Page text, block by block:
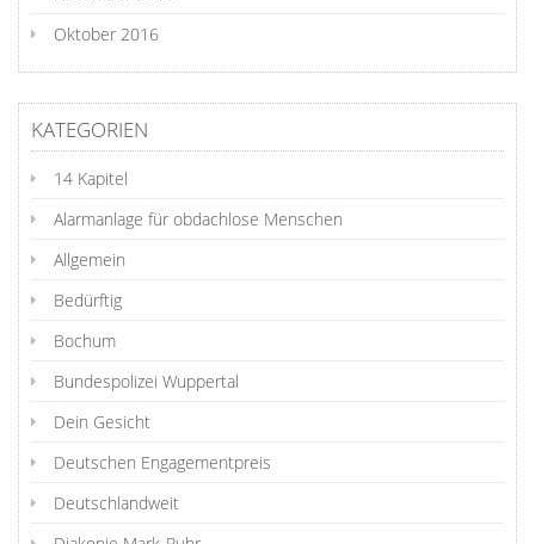
Oktober 2016
KATEGORIEN
14 Kapitel
Alarmanlage für obdachlose Menschen
Allgemein
Bedürftig
Bochum
Bundespolizei Wuppertal
Dein Gesicht
Deutschen Engagementpreis
Deutschlandweit